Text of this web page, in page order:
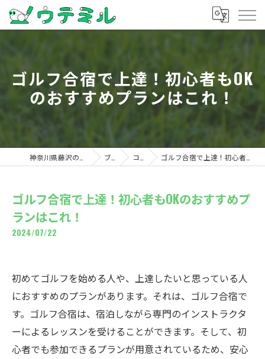
ゴルフ合宿で上達！初心者もOK
のおすすめプランはこれ！
ブログ コラム ゴルフ合宿で上達！初心者もOKのおすすめプランはこれ！
ゴルフ合宿で上達！初心者もOKのおすすめプ
ランはこれ！
2024/07/22
初めてゴルフを始める人や、上達したいと思っている人
におすすめのプランがあります。それは、ゴルフ合宿で
す。ゴルフ合宿は、宿泊しながら専門のインストラクタ
ーによるレッスンを受けることができます。そして、初
心者でも参加できるプランが用意されているため、安心